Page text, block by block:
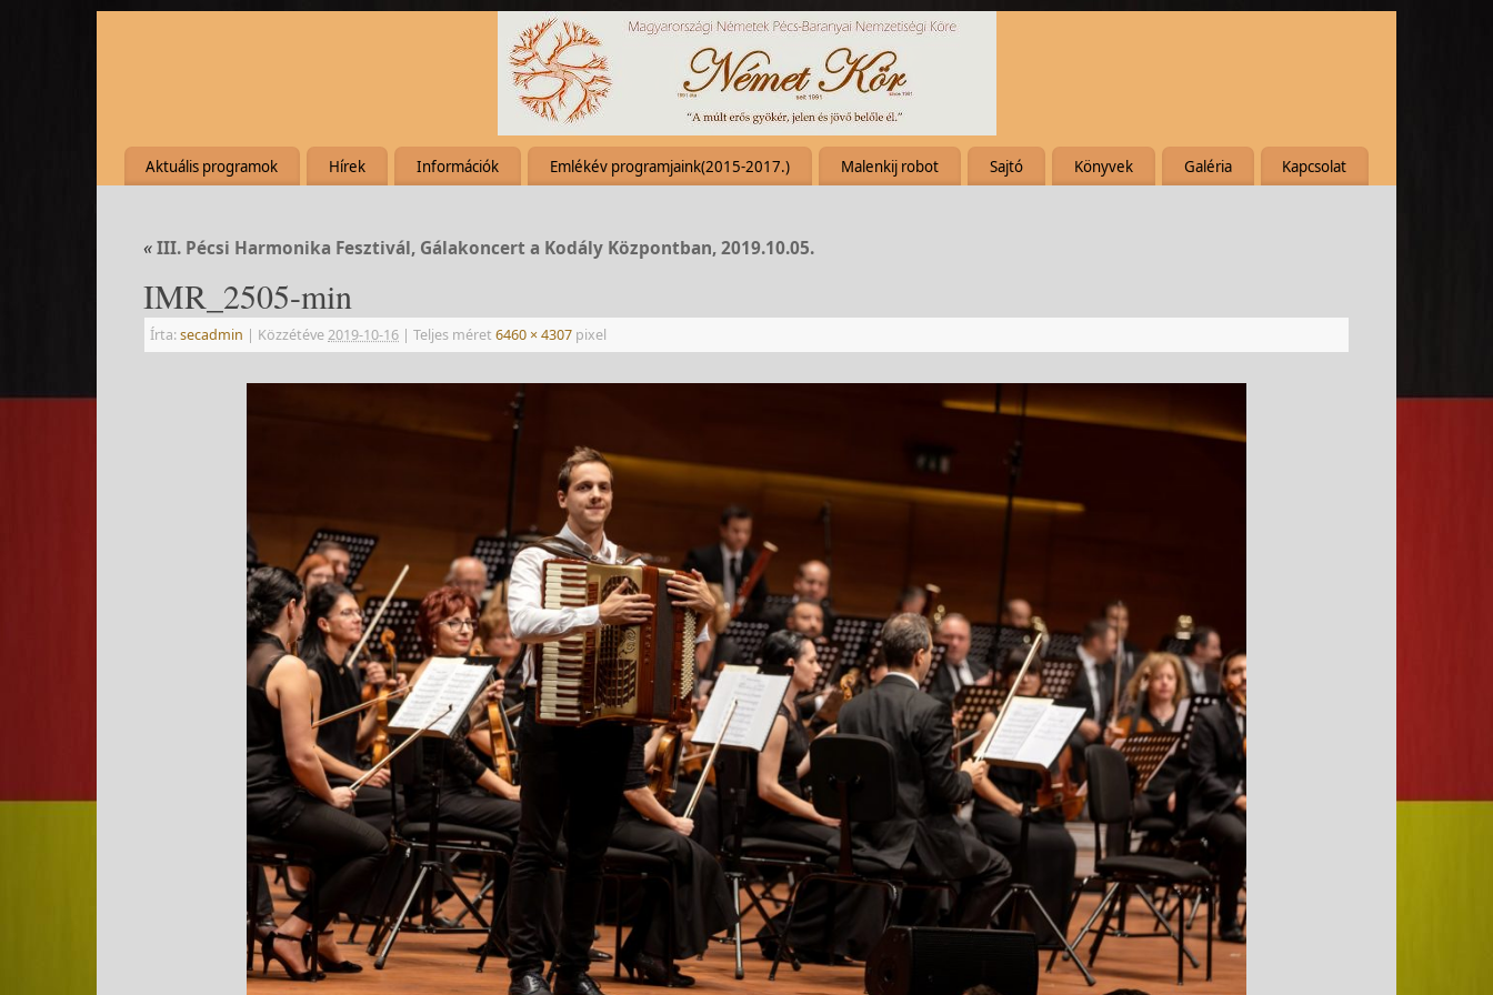
Aktuális programok Hírek Információk Emlékév programjaink(2015-2017.) Malenkij robot Sajtó Könyvek Galéria Kapcsolat
«III. Pécsi Harmonika Fesztivál, Gálakoncert a Kodály Központban, 2019.10.05.
IMR_2505-min
Írta:secadmin | Közzétéve2019-10-16 | Teljes méret 6460 × 4307 pixel